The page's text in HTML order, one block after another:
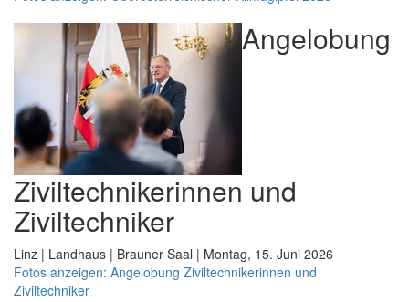
Angelobung
Ziviltechnikerinnen und
Ziviltechniker
Linz | Landhaus | Brauner Saal | Montag, 15. Juni 2026
Fotos anzeigen: Angelobung Ziviltechnikerinnen und
Ziviltechniker